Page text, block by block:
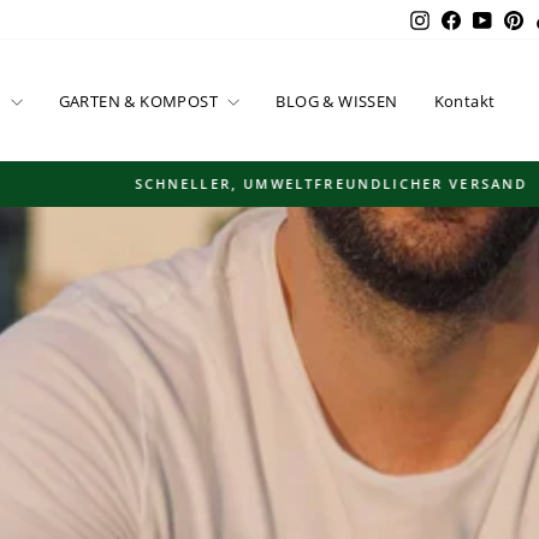
Instagram
Facebook
GARTEN & KOMPOST BLOG & WISSEN Kontakt
Pause
Diashow
SCHNELLER, UMWELTFREUNDLICHER VERSAND